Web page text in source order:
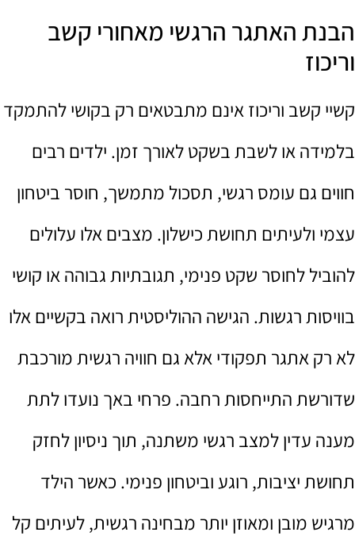
הבנת האתגר הרגשי מאחורי קשב
וריכוז
קשיי קשב וריכוז אינם מתבטאים רק בקושי להתמקד
בלמידה או לשבת בשקט לאורך זמן. ילדים רבים
חווים גם עומס רגשי, תסכול מתמשך, חוסר ביטחון
עצמי ולעיתים תחושת כישלון. מצבים אלו עלולים
להוביל לחוסר שקט פנימי, תגובתיות גבוהה או קושי
בוויסות רגשות. הגישה ההוליסטית רואה בקשיים אלו
לא רק אתגר תפקודי אלא גם חוויה רגשית מורכבת
שדורשת התייחסות רחבה. פרחי באך נועדו לתת
מענה עדין למצב רגשי משתנה, תוך ניסיון לחזק
תחושת יציבות, רוגע וביטחון פנימי. כאשר הילד
מרגיש מובן ומאוזן יותר מבחינה רגשית, לעיתים קל